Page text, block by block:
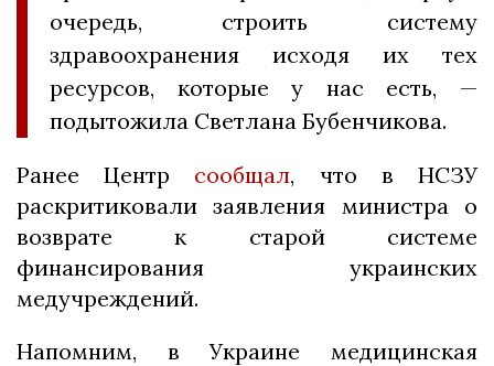
очередь, строить систему
здравоохранения исходя их тех
ресурсов, которые у нас есть, —
подытожила Светлана Бубенчикова.
Ранее Центр сообщал, что в НСЗУ
раскритиковали заявления министра о
возврате к старой системе
финансирования украинских
медучреждений.
Напомним, в Украине медицинская